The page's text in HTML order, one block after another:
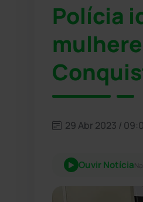
Polícia
29 Abr 2023 /
Ouvir Notícia